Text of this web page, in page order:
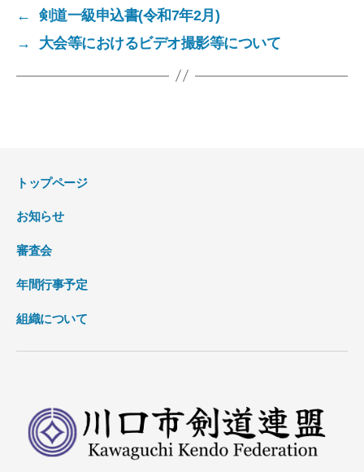
←
剣道一級申込書(令和7年2月)
→
大会等におけるビデオ撮影等について
トップページ
お知らせ
審査会
年間行事予定
組織について